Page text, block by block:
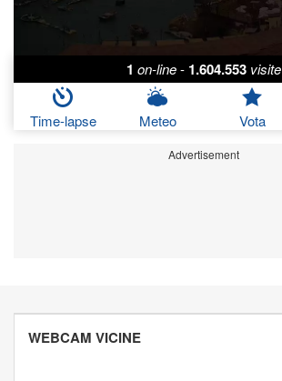
1 on-line- 1.604.553 visite
Time-lapse Meteo Vota
Advertisement
WEBCAM VICINE